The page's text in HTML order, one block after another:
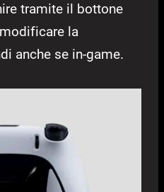
tramite il bottone
la
anche se in-game.